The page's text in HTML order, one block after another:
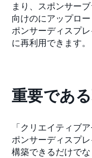
まり、スポンサー
向けのにアップロ
ポンサーディスプ
に再利用できます。
重要であ
「クリエイティブ
ポンサーディスプ
構築できるだけで